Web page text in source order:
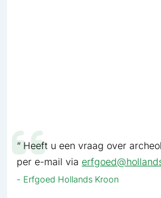
Heeft u een vraag over
per e-mail via
Erfgoed Hollands Kroon